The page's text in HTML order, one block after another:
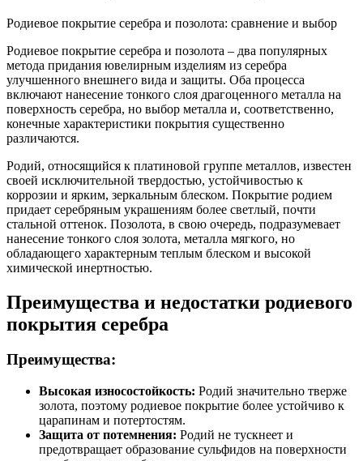
Родиевое покрытие серебра и позолота: сравнение и выбор
Родиевое покрытие серебра и позолота – два популярных
метода придания ювелирным изделиям из серебра
улучшенного внешнего вида и защиты. Оба процесса
включают нанесение тонкого слоя драгоценного металла на
поверхность серебра, но выбор металла и, соответственно,
конечные характеристики покрытия существенно
различаются.
Родий, относящийся к платиновой группе металлов, известен
своей исключительной твердостью, устойчивостью к
коррозии и ярким, зеркальным блеском. Покрытие родием
придает серебряным украшениям более светлый, почти
стальной оттенок. Позолота, в свою очередь, подразумевает
нанесение тонкого слоя золота, металла мягкого, но
обладающего характерным теплым блеском и высокой
химической инертностью.
Преимущества и недостатки родиевого
покрытия серебра
Преимущества:
Высокая износостойкость: Родий значительно тверже
золота, поэтому родиевое покрытие более устойчиво к
царапинам и потертостям.
Защита от потемнения: Родий не тускнеет и
предотвращает образование сульфидов на поверхности